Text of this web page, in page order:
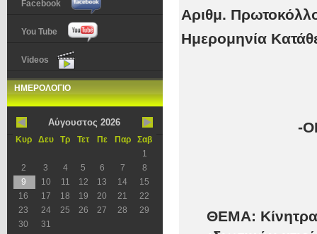
Facebook
You Tube
Videos
ΗΜΕΡΟΛΟΓΙΟ
Αύγουστος 2026
Κυρ Δευ Τρ Τετ Πε Παρ
Σαβ
1
2
3 4 5 6 7
8
9
10 11 12 13 14
15
16
17 18 19 20 21
22
23
24 25 26 27 28
29
30
31
Αριθμ.
Ημερομηνία
-
ΘΕΜΑ: Κίνητρα